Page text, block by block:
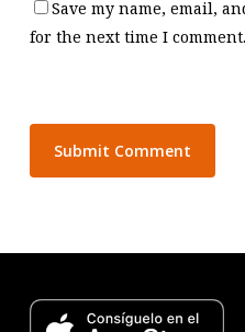
Save my name, email,
for the next time I comment.